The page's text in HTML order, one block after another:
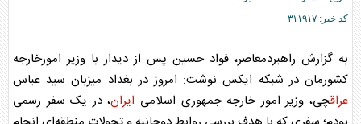
کد خبر: ۳۱۱۹۱۷
به گزارش راهبردمعاصر، فواد حسین پس از دیدار با وزیر امورخارجه
کشورمان در شبکه ایکس نوشت: امروز در بغداد میزبان سید عباس
عراقچی، وزیر امور خارجه جمهوری اسلامی ایران، در یک سفر رسمی